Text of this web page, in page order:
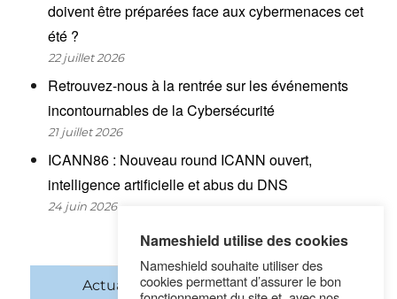
doivent être préparées face aux cybermenaces cet
été ?
22 juillet 2026
Retrouvez-nous à la rentrée sur les événements
incontournables de la Cybersécurité
21 juillet 2026
ICANN86 : Nouveau round ICANN ouvert,
intelligence artificielle et abus du DNS
24 juin 2026
Actualités Noms de domaine
Nameshield utilise des cookies
Nameshield souhaite utiliser des
cookies permettant d’assurer le bon